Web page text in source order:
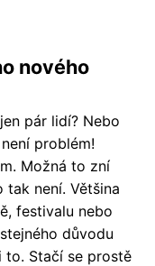
nového
pár lidí? Nebo
problém!
Možná to zní
není. Většina
festivalu nebo
důvodu
Stačí se prostě